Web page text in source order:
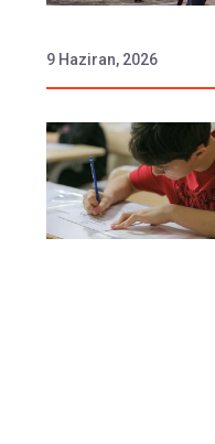
9 Haziran, 2026